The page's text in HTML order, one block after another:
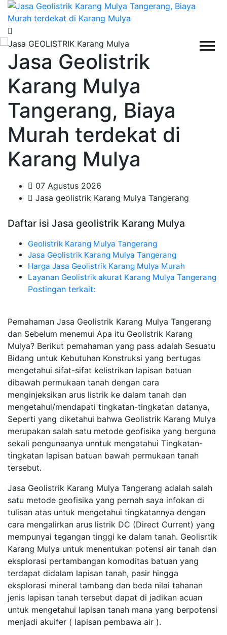
Jasa Geolistrik
Karang Mulya
Tangerang, Biaya
Murah terdekat di
Karang Mulya
07 Agustus 2026
Jasa geolistrik Karang Mulya Tangerang
Daftar isi Jasa geolistrik Karang Mulya
Geolistrik Karang Mulya Tangerang
Jasa Geolistrik Karang Mulya Tangerang
Harga Jasa Geolistrik Karang Mulya Murah
Layanan Geolistrik akurat Karang Mulya Tangerang
Postingan terkait:
Pemahaman Jasa Geolistrik Karang Mulya Tangerang
dan Sebelum menemui Apa itu Geolistrik Karang
Mulya? Berikut pemahaman yang pass adalah Sesuatu
Bidang untuk Kebutuhan Konstruksi yang bertugas
mengetahui sifat-sifat kelistrikan lapisan batuan
dibawah permukaan tanah dengan cara
menginjeksikan arus listrik ke dalam tanah dan
mengetahui/mendapati tingkatan-tingkatan datanya,
Seperti yang diketahui bahwa Geolistrik Karang Mulya
merupakan salah satu metode geofisika yang berguna
sekali pengunaanya unntuk mengatahui Tingkatan-
tingkatan lapisan batuan bawah permukaan tanah
tersebut.
Jasa Geolistrik Karang Mulya Tangerang adalah salah
satu metode geofisika yang pernah saya infokan di
tulisan atas untuk mengetahui tingkatannya dengan
cara mengalirkan arus listrik DC (Direct Current) yang
mempunyai tegangan tinggi ke dalam tanah. Geolisrtik
Karang Mulya untuk menentukan potensi air tanah dan
eksplorasi pertambangan komoditas batuan yang
terdapat didalam lapisan tanah, pasir hingga
eksplorasi mineral tambang dan beda nilai tahanan
jenis lapisan tanah tersebut dapat di jadikan acuan
untuk mengetahui lapisan tanah mana yang berpotensi
menjadi akuifer ( lapisan pembawa air ).